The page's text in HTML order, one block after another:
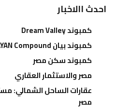
احدث االاخبار
كمبوند Dream Valley
كمبوند بيان BAYAN Compound
كمبوند سكن مصر
مصر والاستثمار العقاري
عقارات الساحل الشمالي:
مصر